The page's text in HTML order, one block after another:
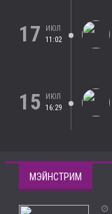
17
ИЮЛ
11:02
15
ИЮЛ
16:29
МЭЙНСТРИМ